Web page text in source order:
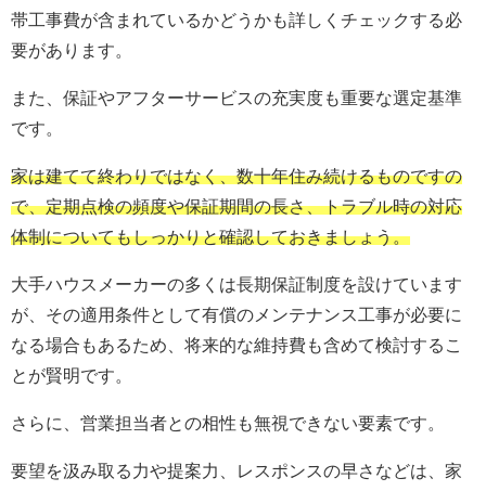
帯工事費が含まれているかどうかも詳しくチェックする必
要があります。
また、保証やアフターサービスの充実度も重要な選定基準
です。
家は建てて終わりではなく、数十年住み続けるものですの
で、定期点検の頻度や保証期間の長さ、トラブル時の対応
体制についてもしっかりと確認しておきましょう。
大手ハウスメーカーの多くは長期保証制度を設けています
が、その適用条件として有償のメンテナンス工事が必要に
なる場合もあるため、将来的な維持費も含めて検討するこ
とが賢明です。
さらに、営業担当者との相性も無視できない要素です。
要望を汲み取る力や提案力、レスポンスの早さなどは、家